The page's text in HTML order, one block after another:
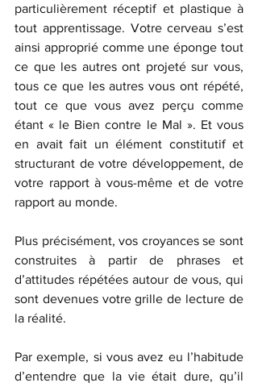
particulièrement réceptif et plastique à
tout apprentissage. Votre cerveau s’est
ainsi approprié comme une éponge tout
ce que les autres ont projeté sur vous,
tous ce que les autres vous ont répété,
tout ce que vous avez perçu comme
étant « le Bien contre le Mal ». Et vous
en avait fait un élément constitutif et
structurant de votre développement, de
votre rapport à vous-même et de votre
rapport au monde.
Plus précisément, vos croyances se sont
construites à partir de phrases et
d’attitudes répétées autour de vous, qui
sont devenues votre grille de lecture de
la réalité.
Par exemple, si vous avez eu l’habitude
d’entendre que la vie était dure, qu’il